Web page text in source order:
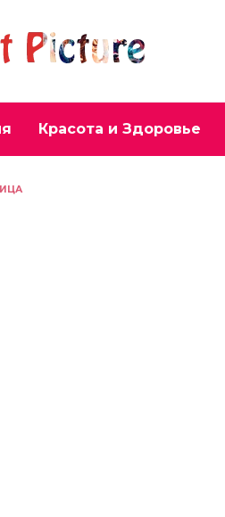
Красота и Здоровье